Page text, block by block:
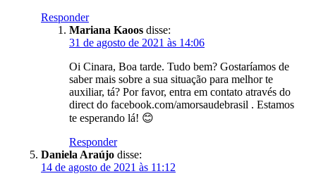
Responder
Mariana Kaoos disse:
31 de agosto de 2021 às 14:06
Oi Cinara, Boa tarde. Tudo bem? Gostaríamos de
saber mais sobre a sua situação para melhor te
auxiliar, tá? Por favor, entra em contato através do
direct do facebook.com/amorsaudebrasil . Estamos
te esperando lá! 😊
Responder
Daniela Araújo disse:
14 de agosto de 2021 às 11:12